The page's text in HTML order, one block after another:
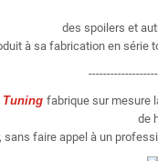
des spoilers et
à sa fabrication en série
Tuning fabrique sur mesure
de
faire appel à un